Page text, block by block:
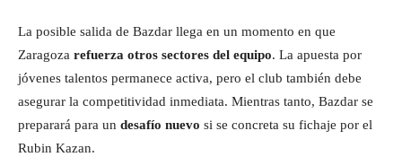
La posible salida de Bazdar llega en un momento en que
Zaragoza refuerza otros sectores del equipo. La apuesta por
jóvenes talentos permanece activa, pero el club también debe
asegurar la competitividad inmediata. Mientras tanto, Bazdar se
preparará para un desafío nuevo si se concreta su fichaje por el
Rubin Kazan.